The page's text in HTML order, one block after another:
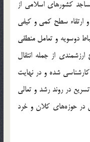
كشورهاي اسلامي از
سطح كمي و كيفي
دوسويه و تعامل منطقي
از جمله انتقال
شده و در نهايت
در روند رشد و تعالي
در حوزه‌هاي كلان و خرد